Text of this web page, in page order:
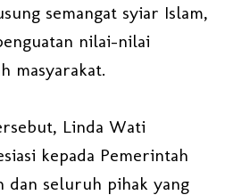
semangat syiar Islam,
nilai-nilai
masyarakat.
Linda Wati
kepada Pemerintah
dan seluruh pihak yang